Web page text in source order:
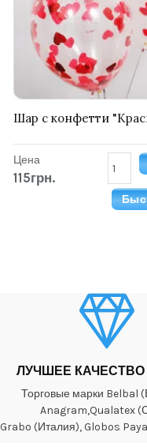
Шар с конфетти
Цена
115грн.
ЛУЧШЕЕ
Торговые марки Belbal
Anagram,Qualatex
Grabo (Италия), Globos